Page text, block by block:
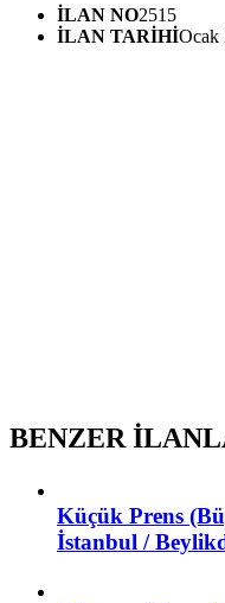
İLAN NO2515
İLAN TARİHİOcak
BENZER
Küçük Prens
İstanbul /